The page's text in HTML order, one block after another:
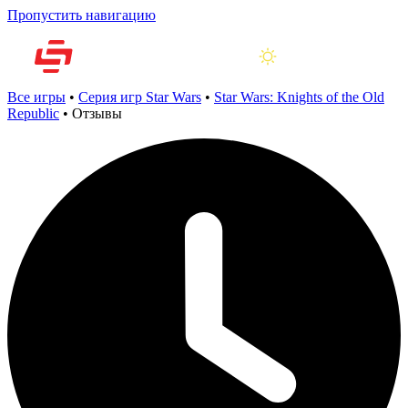
Пропустить навигацию
Все игры • Серия игр Star Wars • Star Wars: Knights of the Old
Republic • Отзывы